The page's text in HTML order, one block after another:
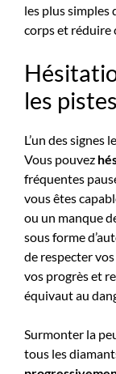
les plus simples
corps et réduire
les
L’un des signes
Vous pouvez
fréquentes
vous êtes
ou un manque
sous forme
de respecter
vos progrès et
équivaut au
Surmonter la
tous les